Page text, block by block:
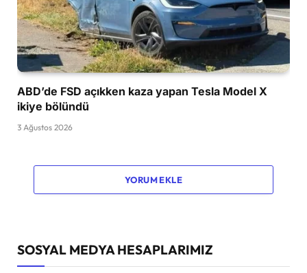
ABD’de FSD açıkken kaza yapan Tesla Model X
ikiye bölündü
3 Ağustos 2026
YORUM EKLE
SOSYAL MEDYA HESAPLARIMIZ